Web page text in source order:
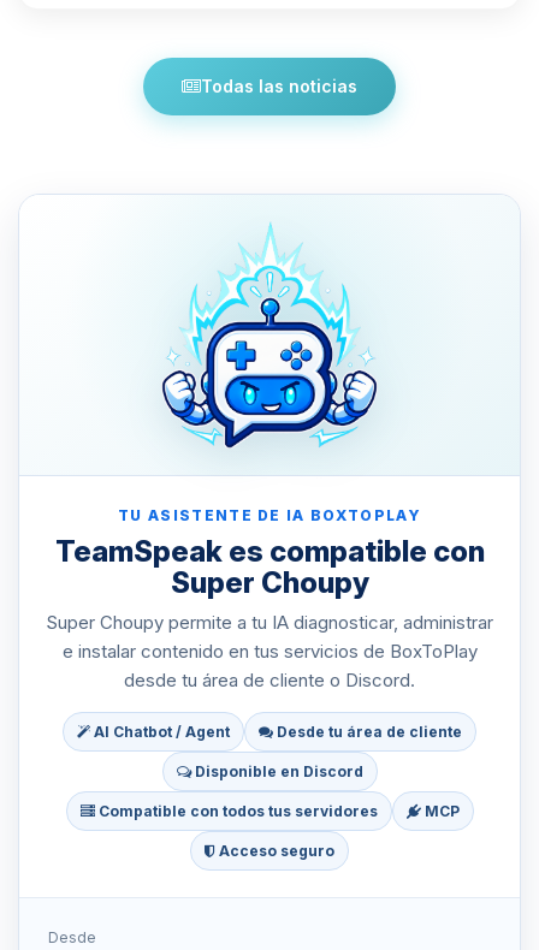
Todas las noticias
TU ASISTENTE DE IA BOXTOPLAY
TeamSpeak es compatible con
Super Choupy
Super Choupy permite a tu IA diagnosticar, administrar
e instalar contenido en tus servicios de BoxToPlay
desde tu área de cliente o Discord.
AI Chatbot / Agent Desde tu área de cliente
Disponible en Discord
Compatible con todos tus servidores MCP
Acceso seguro
Desde